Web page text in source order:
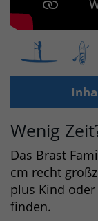
Wenig
Das Brast
cm recht
plus Kind
finden.